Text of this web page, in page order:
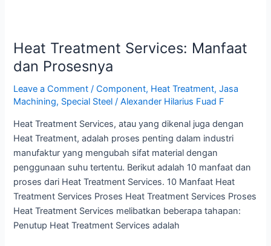
Heat Treatment Services: Manfaat
dan Prosesnya
Leave a Comment /Component, Heat Treatment,Jasa
Machining, Special Steel /Alexander Hilarius Fuad F
Heat Treatment Services, atau yang dikenal juga dengan
Heat Treatment, adalah proses penting dalam industri
manufaktur yang mengubah sifat material dengan
penggunaan suhu tertentu. Berikut adalah 10 manfaat dan
proses dari Heat Treatment Services. 10 Manfaat Heat
Treatment Services Proses Heat Treatment Services Proses
Heat Treatment Services melibatkan beberapa tahapan:
Penutup Heat Treatment Services adalah